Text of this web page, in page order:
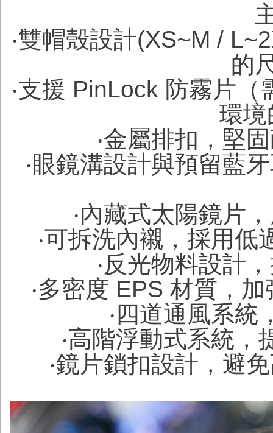
‧雙帽殼設計(XS~M /
的
‧支援 PinLock 防霧片
環境
‧金屬排扣，堅
‧眼鏡溝設計與預留藍
‧內藏式太陽鏡片
‧可拆洗內襯，採用
‧反光物料設計
‧多密度 EPS 材質，
‧四道通風系統
‧高階浮動式系統，
‧鏡片鎖扣設計，避